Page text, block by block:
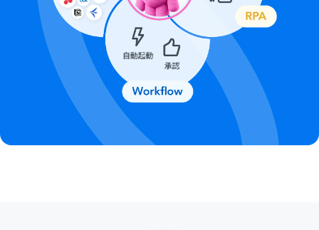
などは読み取れない場合があるので、ご注意ください。
Microsoft365（旧Office365）には、家庭向けプランと一
般法人向けプラン（Microsoft365 Business）があり、一
般法人向けプランに加入していない場合には認証に失敗
する可能性があります。
Microsoft Excelのデータベースを操作するオペレーショ
ンの設定に関しては「【Excel】データベースを操作する
オペレーションの設定に関して
」をご参照ください。